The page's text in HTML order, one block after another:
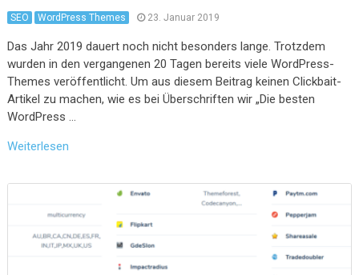
SEO WordPress Themes 23. Januar 2019
Das Jahr 2019 dauert noch nicht besonders lange. Trotzdem
wurden in den vergangenen 20 Tagen bereits viele WordPress-
Themes veröffentlicht. Um aus diesem Beitrag keinen Clickbait-
Artikel zu machen, wie es bei Überschriften wir „Die besten
WordPress …
Weiterlesen